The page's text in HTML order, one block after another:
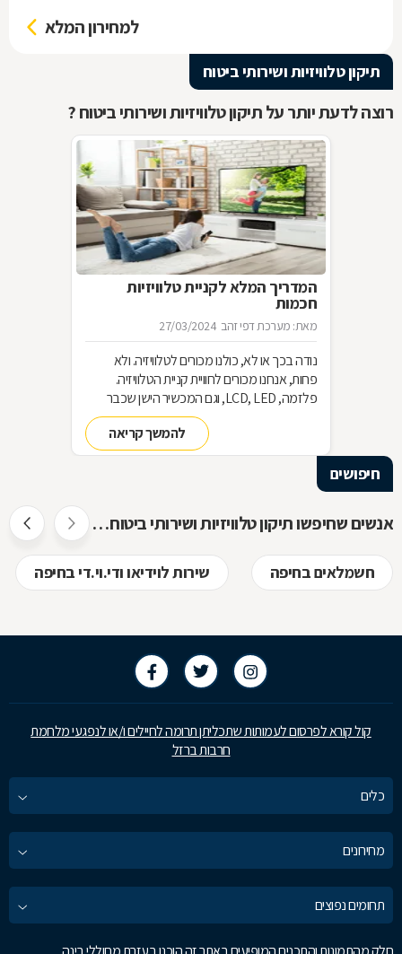
למחירון המלא
תיקון טלוויזיות ושירותי ביטוח
רוצה לדעת יותר על תיקון טלוויזיות ושירותי ביטוח ?
המדריך המלא לקניית טלוויזיות
חכמות
מאת: מערכת דפי זהב 27/03/2024
נודה בכך או לא, כולנו מכורים לטלוויזיה. ולא
פחות, אנחנו מכורים לחוויית קניית הטלוויזיה.
פלזמה, LCD, LED, וגם המכשיר הישן שכבר
שכחנו את שמו. כל כך הרבה אפשרויות וכל כך
מעט זמן. אז בשביל זה אנחנו כאןלהמשך קריאה
חיפושים
אנשים שחיפשו תיקון טלוויזיות ושירותי ביטוח חיפשו גם
חשמלאים בחיפה שירות לוידיאו ודי.וי.די בחיפה
קול קורא לפרסום לעמותות שתכליתן תרומה לחיילים ו/או לנפגעי מלחמת
חרבות ברזל
כלים
מחירונים
תחומים נפוצים